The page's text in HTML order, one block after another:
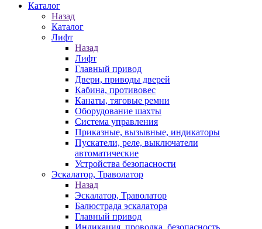
Каталог
Назад
Каталог
Лифт
Назад
Лифт
Главный привод
Двери, приводы дверей
Кабина, противовес
Канаты, тяговые ремни
Оборудование шахты
Система управления
Приказные, вызывные, индикаторы
Пускатели, реле, выключатели
автоматические
Устройства безопасности
Эскалатор, Траволатор
Назад
Эскалатор, Траволатор
Балюстрада эскалатора
Главный привод
Индикация, проводка, безопасность